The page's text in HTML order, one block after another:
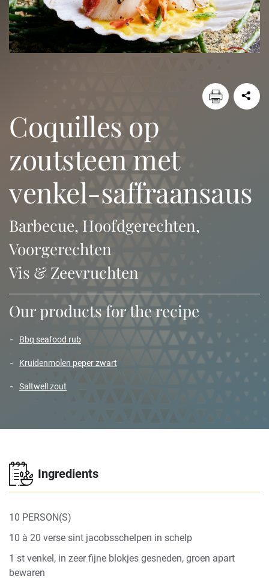
coquilles op
zoutsteen met
venkel-saffraansaus
Barbecue, Hoofdgerechten,
Voorgerechten
Vis & Zeevruchten
Our products for the recipe
bbq seafood rub
kruidenmolen peper zwart
saltwell zout
Ingredients
10 PERSON(S)
10 à 20 verse sint jacobsschelpen in schelp
1 st venkel, in zeer fijne blokjes gesneden, groen apart
bewaren